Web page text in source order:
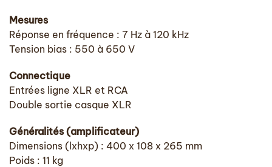
Mesures
Réponse en fréquence : 7 Hz à 120 kHz
Tension bias : 550 à 650 V
Connectique
Entrées ligne XLR et RCA
Double sortie casque XLR
Généralités (amplificateur)
Dimensions (lxhxp) : 400 x 108 x 265 mm
Poids : 11 kg